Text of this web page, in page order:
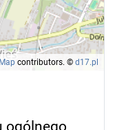
contributors. © d17.pl
ogólnego